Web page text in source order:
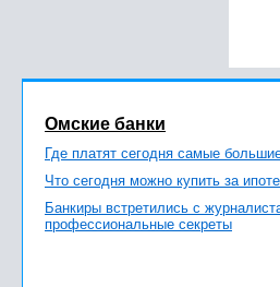
Омские банки
Где платят сегодня самые
Что сегодня можно купить за
Банкиры встретились с
профессиональные секреты